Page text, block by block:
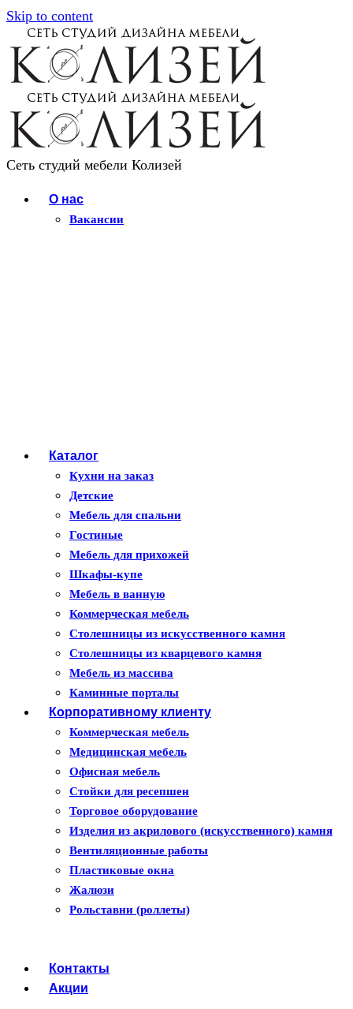
Skip to content
Сеть студий мебели Колизей
О нас
Вакансии
Каталог
Кухни на заказ
Детские
Мебель для спальни
Гостиные
Мебель для прихожей
Шкафы-купе
Мебель в ванную
Коммерческая мебель
Столешницы из искусственного камня
Столешницы из кварцевого камня
Мебель из массива
Каминные порталы
Камины Dimplex
Искусственный камень White Hills
Балконы ПВХ
Пластиковые окна
Жалюзи
Рулонные шторы
Корпоративному клиенту
Коммерческая мебель
Медицинская мебель
Офисная мебель
Стойки для ресепшен
Торговое оборудование
Изделия из акрилового (искусственного) камня
Вентиляционные работы
Пластиковые окна
Жалюзи
Рольставни (роллеты)
Контакты
Акции